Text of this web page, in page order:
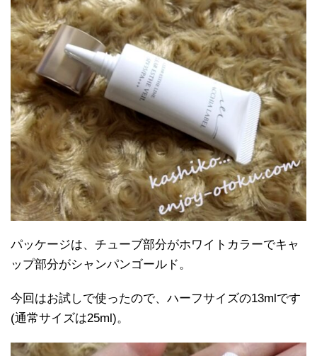
パッケージは、チューブ部分がホワイトカラーでキャ
ップ部分がシャンパンゴールド。
今回はお試しで使ったので、ハーフサイズの13mlです
(通常サイズは25ml)。